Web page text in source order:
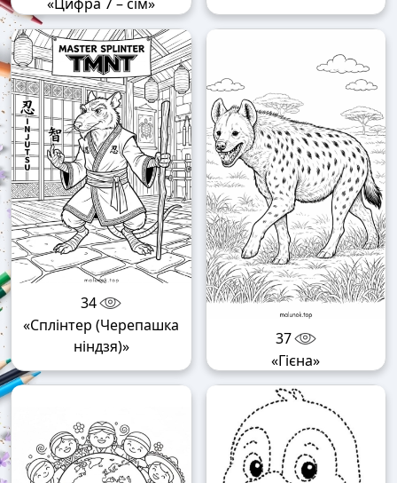
34
«Сплінтер (Черепашка
ніндзя)»
37
«Гієна»